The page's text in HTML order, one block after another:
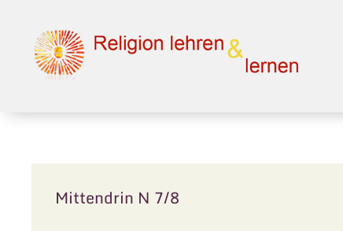
Zum Hauptinhalt springen
Mittendrin N 7/8